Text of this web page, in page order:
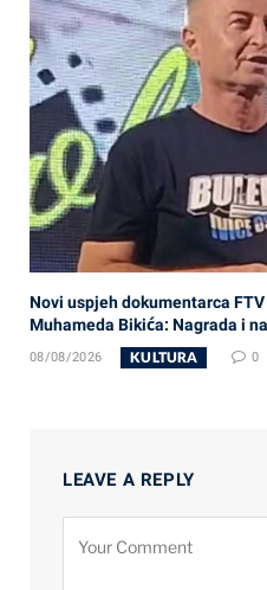
Novi uspjeh dokumentarca
Muhameda Bikića: Nagrada i
08/08/2026 KULTURA 0
LEAVE A REPLY